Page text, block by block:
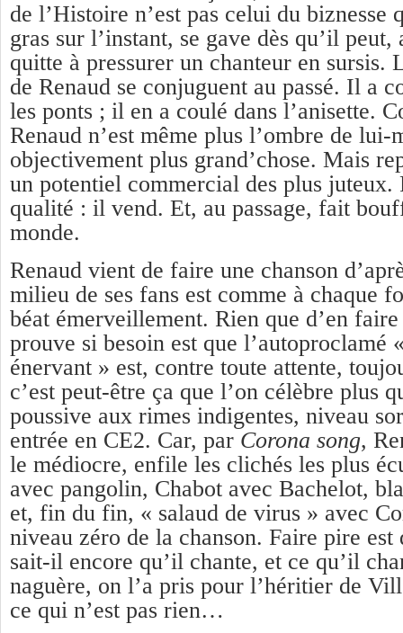
de l’Histoire n’est pas celui du
gras sur l’instant, se gave dès qu’il peut,
quitte à pressurer un chanteur en sursis.
de Renaud se conjuguent au passé. Il a
les ponts ; il en a coulé dans l’anisette.
Renaud n’est même plus l’ombre de lui-
objectivement plus grand’chose. Mais
un potentiel commercial des plus juteux.
qualité : il vend. Et, au passage, fait
monde.
Renaud vient de faire une chanson
milieu de ses fans est comme à chaque
béat émerveillement. Rien que d’en
prouve si besoin est que l’autoproclamé
énervant » est, contre toute attente,
c’est peut-être ça que l’on célèbre plus
poussive aux rimes indigentes, niveau
entrée en CE2. Car, par Corona song,
le médiocre, enfile les clichés les plus
avec pangolin, Chabot avec Bachelot,
et, fin du fin, « salaud de virus » avec
niveau zéro de la chanson. Faire pire
sait-il encore qu’il chante, et ce qu’il
naguère, on l’a pris pour l’héritier de
ce qui n’est pas rien…